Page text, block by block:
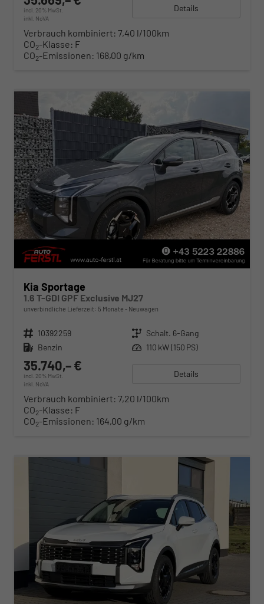
incl. 20% MwSt.
inkl. NoVA
Details
Verbrauch kombiniert: 7,40 l/100km
CO2-Klasse: F
CO2-Emissionen: 168,00 g/km
Kia Sportage
1.6 T-GDI GPF Exclusive MJ27
unverbindliche Lieferzeit: 5 Monate Neuwagen
Fahrzeugnr. 10392259 Getriebe Schalt. 6-Gang
Kraftstoff Benzin Leistung 110 kW (150 PS)
35.740,– €
incl. 20% MwSt.
inkl. NoVA
Details
Verbrauch kombiniert: 7,20 l/100km
CO2-Klasse: F
CO2-Emissionen: 164,00 g/km